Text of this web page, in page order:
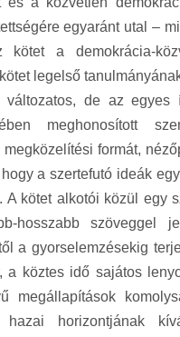
egyaránt utal –
kötet a demokrácia-
legelső
de az egyes
meghonosított
formát,
a szertefutó ideák
kötet alkotói közül egy
hosszabb szöveggel
a gyorselemzésekig
a köztes idő sajátos
megállapítások
hazai horizontjának